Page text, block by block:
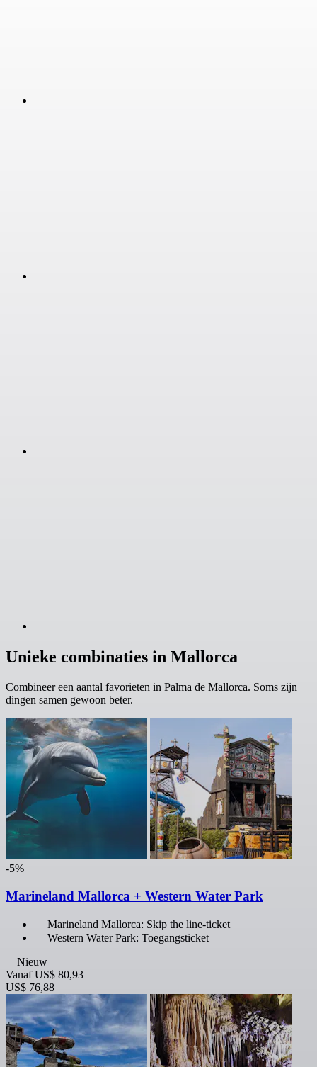
Unieke combinaties in Mallorca
Combineer een aantal favorieten in Palma de Mallorca. Soms zijn
dingen samen gewoon beter.
-5%
Marineland Mallorca + Western Water Park
Marineland Mallorca: Skip the line-ticket
Western Water Park: Toegangsticket
Nieuw
Vanaf US$ 80,93
US$ 76,88